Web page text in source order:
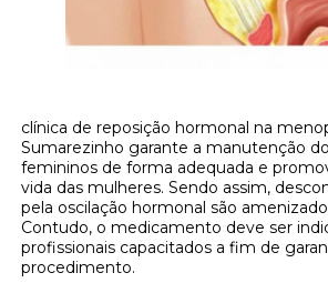
clínica de reposição hormonal na
Sumarezinho garante a manutenção
femininos de forma adequada e
vida das mulheres. Sendo assim,
pela oscilação hormonal são
Contudo, o medicamento deve ser
profissionais capacitados a fim de
procedimento.